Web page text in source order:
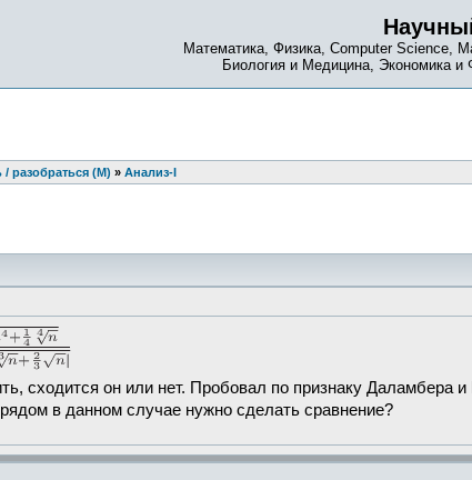
Математика, Физика, Computer Science,
Биология и Медицина, Экономика и
разобраться (М) » Анализ-I
сходится он или нет. Пробовал по признаку
в данном случае нужно сделать сравнение?